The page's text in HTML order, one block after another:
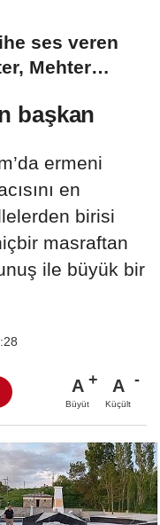
ses veren
Mehter
başkan
ermeni
en
birisi
masraftan
ile büyük bir
A
Büyüt
A
Küçült